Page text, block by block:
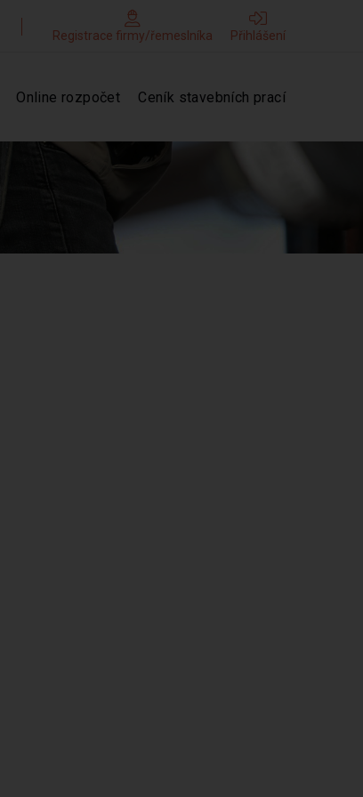
Registrace firmy/řemeslníka Přihlášení
Online rozpočet Ceník stavebních prací